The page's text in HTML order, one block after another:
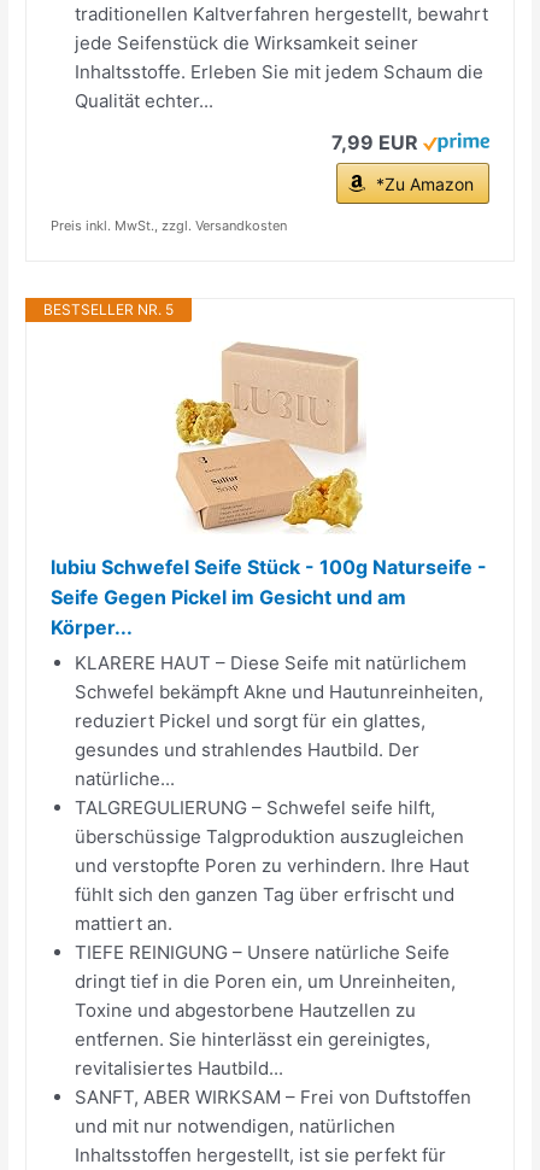
traditionellen Kaltverfahren hergestellt, bewahrt
jede Seifenstück die Wirksamkeit seiner
Inhaltsstoffe. Erleben Sie mit jedem Schaum die
Qualität echter...
7,99 EUR
*Zu Amazon
Preis inkl. MwSt., zzgl. Versandkosten
BESTSELLER NR. 5
lubiu Schwefel Seife Stück - 100g Naturseife -
Seife Gegen Pickel im Gesicht und am
Körper...
KLARERE HAUT – Diese Seife mit natürlichem
Schwefel bekämpft Akne und Hautunreinheiten,
reduziert Pickel und sorgt für ein glattes,
gesundes und strahlendes Hautbild. Der
natürliche...
TALGREGULIERUNG – Schwefel seife hilft,
überschüssige Talgproduktion auszugleichen
und verstopfte Poren zu verhindern. Ihre Haut
fühlt sich den ganzen Tag über erfrischt und
mattiert an.
TIEFE REINIGUNG – Unsere natürliche Seife
dringt tief in die Poren ein, um Unreinheiten,
Toxine und abgestorbene Hautzellen zu
entfernen. Sie hinterlässt ein gereinigtes,
revitalisiertes Hautbild...
SANFT, ABER WIRKSAM – Frei von Duftstoffen
und mit nur notwendigen, natürlichen
Inhaltsstoffen hergestellt, ist sie perfekt für